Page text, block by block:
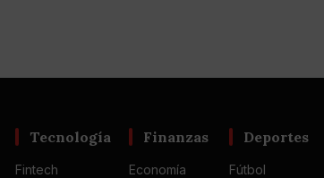
Tecnología
Fintech
Finanzas
Economía
Deportes
Fútbol